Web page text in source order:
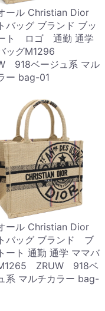
ール Christian Dior
バッグ ブランド ブッ
ト ロゴ 通勤 通学
ッグM1296
918ベージュ系 マル
ー bag-01
ール Christian Dior
バッグ ブランド ブ
ート 通勤 通学 ママバ
ZRUW 918ベ
系 マルチカラー bag-